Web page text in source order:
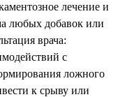
лечение и
любых добавок или
врача:
с
ложного
к срыву или